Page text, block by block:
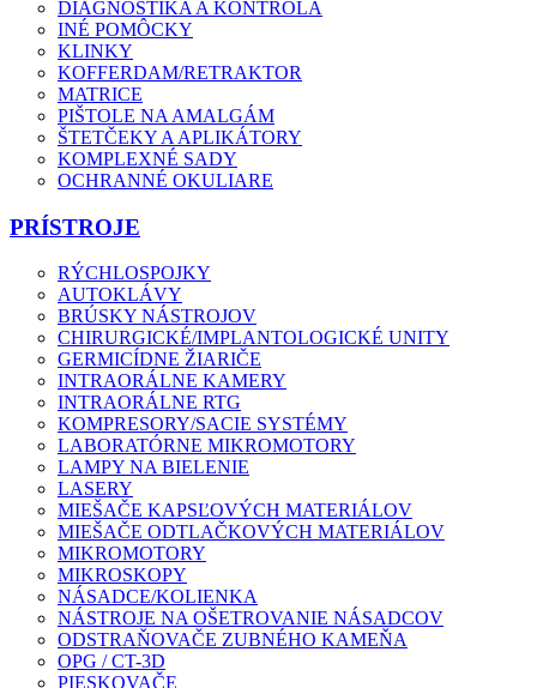
DIAGNOSTIKA A KONTROLA
INÉ POMÔCKY
KLINKY
KOFFERDAM/RETRAKTOR
MATRICE
PIŠTOLE NA AMALGÁM
ŠTETČEKY A APLIKÁTORY
KOMPLEXNÉ SADY
OCHRANNÉ OKULIARE
PRÍSTROJE
RÝCHLOSPOJKY
AUTOKLÁVY
BRÚSKY NÁSTROJOV
CHIRURGICKÉ/IMPLANTOLOGICKÉ UNITY
GERMICÍDNE ŽIARIČE
INTRAORÁLNE KAMERY
INTRAORÁLNE RTG
KOMPRESORY/SACIE SYSTÉMY
LABORATÓRNE MIKROMOTORY
LAMPY NA BIELENIE
LASERY
MIEŠAČE KAPSĽOVÝCH MATERIÁLOV
MIEŠAČE ODTLAČKOVÝCH MATERIÁLOV
MIKROMOTORY
MIKROSKOPY
NÁSADCE/KOLIENKA
NÁSTROJE NA OŠETROVANIE NÁSADCOV
ODSTRAŇOVAČE ZUBNÉHO KAMEŇA
OPG / CT-3D
PIESKOVAČE